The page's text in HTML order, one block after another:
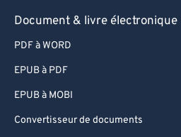
Document & livre électronique
PDF à WORD
EPUB à PDF
EPUB à MOBI
Convertisseur de documents